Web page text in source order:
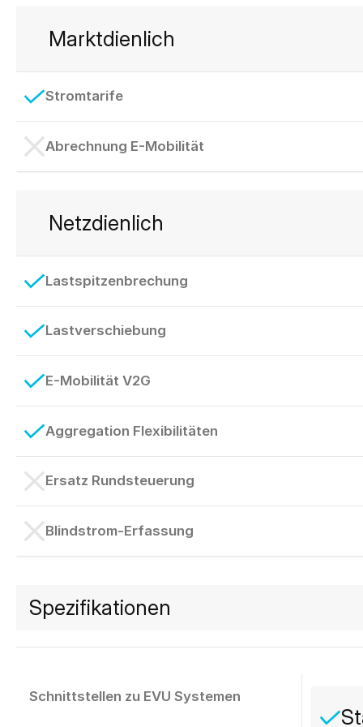
Marktdienlich
Stromtarife
Abrechnung E-Mobilität
Netzdienlich
Lastspitzenbrechung
Lastverschiebung
E-Mobilität V2G
Aggregation Flexibilitäten
Ersatz Rundsteuerung
Blindstrom-Erfassung
Spezifikationen
Schnittstellen zu EVU Systemen